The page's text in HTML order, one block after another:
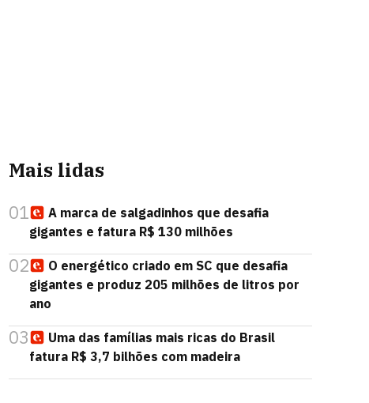
Mais lidas
01
A marca de salgadinhos que desafia
gigantes e fatura R$ 130 milhões
02
O energético criado em SC que desafia
gigantes e produz 205 milhões de litros por
ano
03
Uma das famílias mais ricas do Brasil
fatura R$ 3,7 bilhões com madeira